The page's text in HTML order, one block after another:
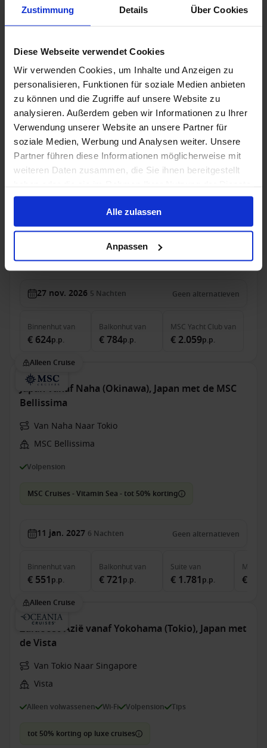
Zustimmung Details Über Cookies
Diese Webseite verwendet Cookies
Wir verwenden Cookies, um Inhalte und Anzeigen zu
personalisieren, Funktionen für soziale Medien anbieten
zu können und die Zugriffe auf unsere Website zu
analysieren. Außerdem geben wir Informationen zu Ihrer
Verwendung unserer Website an unsere Partner für
soziale Medien, Werbung und Analysen weiter. Unsere
Partner führen diese Informationen möglicherweise mit
weiteren Daten zusammen, die Sie ihnen bereitgestellt
gesammelt haben.
Alle zulassen
Anpassen
MSC Cruises - Vitamin Sea - tot 50% korting
29 nov. 2026 5Nachten
Binnenhutvan
€ 574p.p.
Buitenhut van
€ 664p.p.
Suitevan
€ 1.944p.p.
Alleen Cruise
Japan vanaf Naha (Okinawa), Japan met de MSC
Bellissima
Volpension
MSC Cruises - Vitamin Sea - tot 50% korting
27 nov. 2026 5 Nachten Geen alternatieven
Binnenhutvan
€ 624p.p.
Balkonhutvan
€ 784p.p.
MSC Yacht Clubvan
€ 2.059p.p.
Alleen Cruise
Japan vanaf Naha (Okinawa), Japan met de MSC
Bellissima
Van Naha Naar Tokio
MSC Bellissima
Volpension
MSC Cruises - Vitamin Sea - tot 50% korting
11 jan. 2027 6 Nachten Geen alternatieven
Binnenhutvan
€ 551 p.p.
Balkonhutvan
€ 721 p.p.
Suite van
€ 1.781 p.p.
MSC
€
Alleen Cruise
Zuidoost-Azië vanaf Yokohama (Tokio), Japan met
de Vista
Van Tokio Naar Singapore
Vista
Alleen volwassenen Wi-Fi Volpension Tips
tot 50% korting op luxe cruises